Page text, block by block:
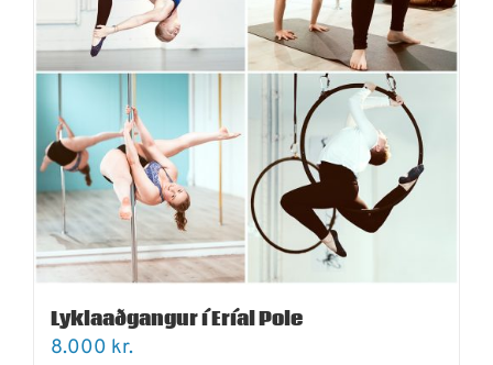
Lyklaaðgangur í Eríal Pole
8.000 kr.